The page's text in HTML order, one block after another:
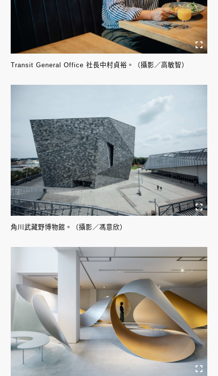
Transit General Office 社長中村貞裕。（攝影／高敏智）
角川武藏野博物館。（攝影／馮意欣）